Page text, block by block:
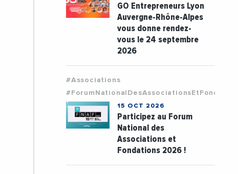
GO Entrepreneurs Lyon
Auvergne-Rhône-Alpes
vous donne rendez-
vous le 24 septembre
2026
#Associations
15 OCT 2026
Participez au Forum
National des
Associations et
Fondations 2026 !